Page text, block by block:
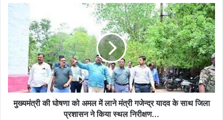
के
मुस्कान...
मुख्यमंत्री
लाने
मंत्री
गजेन्द्र
यादव
मुख्यमंत्री की घोषणा को अमल में लाने मंत्री गजेन्द्र यादव के साथ जिला
प्रशासन ने किया स्थल निरीक्षण...